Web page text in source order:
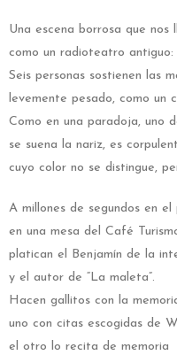
Una escena borrosa que
como un radioteatro antiguo:
Seis personas sostienen las
levemente pesado, como un
Como en una paradoja, uno
se suena la nariz, es
cuyo color no se distingue,
A millones de segundos en el
en una mesa del Café
platican el Benjamín de la
y el autor de “La maleta”.
Hacen gallitos con la
uno con citas escogidas de
el otro lo recita de memoria